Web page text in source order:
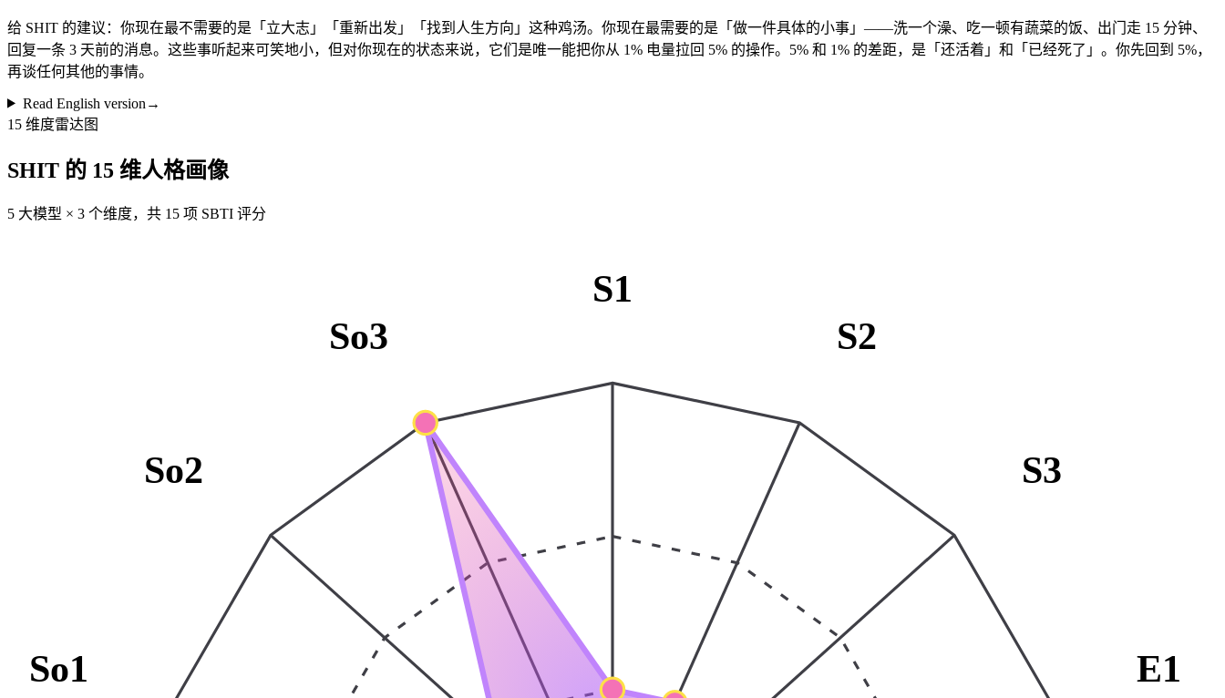
给 SHIT 的建议：你现在最不需要的是「立大志」「重新出发」「找到人生方向」这种鸡汤。你现在最需要的是「做一件具体的小事」——洗一个澡、吃一顿有蔬菜的饭、出门走 15 分钟、
回复一条 3 天前的消息。这些事听起来可笑地小，但对你现在的状态来说，它们是唯一能把你从 1% 电量拉回 5% 的操作。5% 和 1% 的差距，是「还活着」和「已经死了」。你先回到 5%，
再谈任何其他的事情。
Read English version →
15 维度雷达图
SHIT 的 15 维人格画像
5 大模型 × 3 个维度，共 15 项 SBTI 评分
S1
S2
S3
E1
So1
So2
So3